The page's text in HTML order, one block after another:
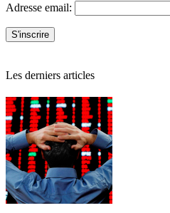
Adresse email:
Les derniers articles